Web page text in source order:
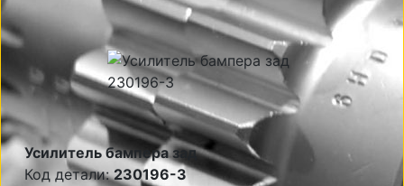
Усилитель бампера зад
Код детали:230196-3